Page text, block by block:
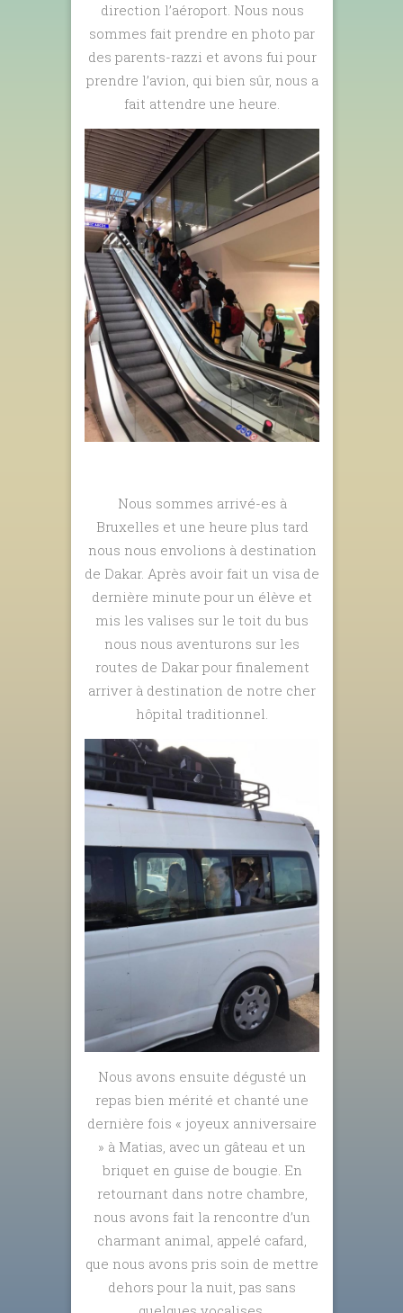
direction l’aéroport. Nous nous
sommes fait prendre en photo par
des parents-razzi et avons fui pour
prendre l’avion, qui bien sûr, nous a
fait attendre une heure.
Nous sommes arrivé-es à
Bruxelles et une heure plus tard
nous nous envolions à destination
de Dakar. Après avoir fait un visa de
dernière minute pour un élève et
mis les valises sur le toit du bus
nous nous aventurons sur les
routes de Dakar pour finalement
arriver à destination de notre cher
hôpital traditionnel.
Nous avons ensuite dégusté un
repas bien mérité et chanté une
dernière fois « joyeux anniversaire
» à Matias, avec un gâteau et un
briquet en guise de bougie. En
retournant dans notre chambre,
nous avons fait la rencontre d’un
charmant animal, appelé cafard,
que nous avons pris soin de mettre
dehors pour la nuit, pas sans